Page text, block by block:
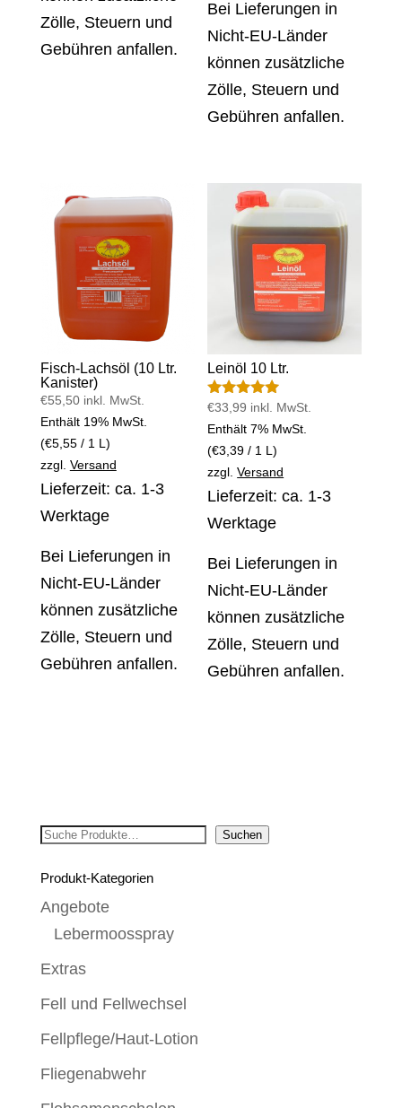
Zölle, Steuern und
Gebühren anfallen.
Bei Lieferungen in
Nicht-EU-Länder
können zusätzliche
Zölle, Steuern und
Gebühren anfallen.
Fisch-Lachsöl (10 Ltr.
Kanister)
€55,50 inkl. MwSt.
Enthält 19% MwSt.
(€5,55/ 1 L)
zzgl. Versand
Lieferzeit: ca. 1-3
Werktage
Bei Lieferungen in
Nicht-EU-Länder
können zusätzliche
Zölle, Steuern und
Gebühren anfallen.
Leinöl 10 Ltr.
Bewertet mit
von 5
€33,99 inkl. MwSt.
Enthält 7% MwSt.
(€3,39 / 1 L)
zzgl.Versand
Lieferzeit: ca. 1-3
Werktage
Bei Lieferungen in
Nicht-EU-Länder
können zusätzliche
Zölle, Steuern und
Gebühren anfallen.
Suchen Suchen
Produkt-Kategorien
Angebote
Lebermoosspray
Extras
Fell und Fellwechsel
Fellpflege/Haut-Lotion
Fliegenabwehr